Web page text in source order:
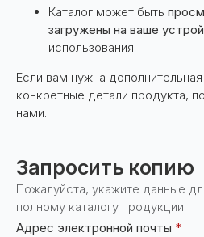
Каталог может быть
загружены на ваше
использования
Если вам нужна
конкретные детали продукта,
нами.
Запросить копию
Пожалуйста, укажите данные
полному каталогу продукции:
Адрес электронной почты *